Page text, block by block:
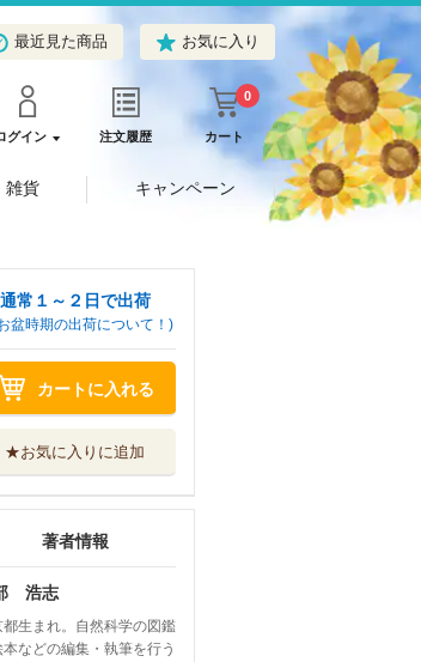
最近見た商品 お気に入り
グイン 注文履歴 カート
0
雑貨 キャンペーン
通常１～２日で出荷
盆時期の出荷について！)
カートに入れる
★お気に入りに追加
著者情報
浩志
都生まれ。自然科学の図鑑
本などの編集・執筆を行う